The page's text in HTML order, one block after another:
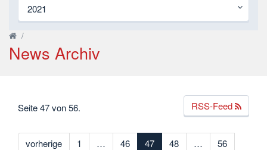
2021
/
News Archiv
RSS-Feed
Seite 47 von 56.
vorherige 1 … 46 47 48 …
56